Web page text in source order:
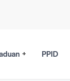
PPID